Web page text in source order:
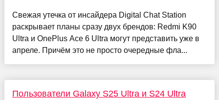
Свежая утечка от инсайдера Digital Chat Station
раскрывает планы сразу двух брендов: Redmi K90
Ultra и OnePlus Ace 6 Ultra могут представить уже в
апреле. Причём это не просто очередные фла...
Пользователи Galaxy S25 Ultra и S24 Ultra